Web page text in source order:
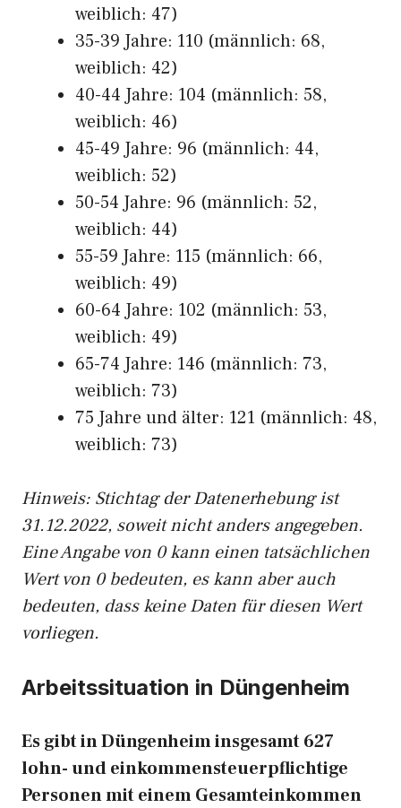
weiblich: 47)
35-39 Jahre: 110 (männlich: 68,
weiblich: 42)
40-44 Jahre: 104 (männlich: 58,
weiblich: 46)
45-49 Jahre: 96 (männlich: 44,
weiblich: 52)
50-54 Jahre: 96 (männlich: 52,
weiblich: 44)
55-59 Jahre: 115 (männlich: 66,
weiblich: 49)
60-64 Jahre: 102 (männlich: 53,
weiblich: 49)
65-74 Jahre: 146 (männlich: 73,
weiblich: 73)
75 Jahre und älter: 121 (männlich: 48,
weiblich: 73)
Hinweis: Stichtag der Datenerhebung ist
31.12.2022, soweit nicht anders angegeben.
Eine Angabe von 0 kann einen tatsächlichen
Wert von 0 bedeuten, es kann aber auch
bedeuten, dass keine Daten für diesen Wert
vorliegen.
Arbeitssituation in Düngenheim
Es gibt in Düngenheim insgesamt 627
lohn- und einkommensteuerpflichtige
Personen mit einem Gesamteinkommen